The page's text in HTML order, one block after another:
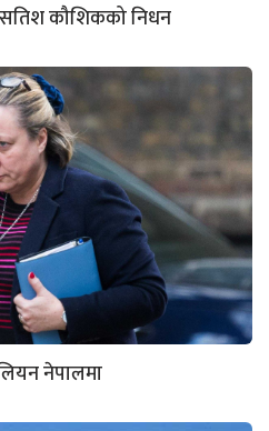
सतिश कौशिकको निधन
नेपालमा